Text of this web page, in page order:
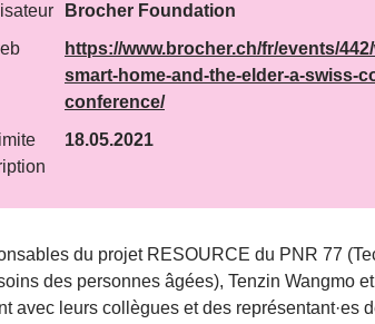
Brocher Foundation
https://www.brocher.ch/fr/events/
smart-home-and-the-elder-a-swiss-
conference/
18.05.2021
du projet RESOURCE du PNR 77
des personnes âgées), Tenzin Wangmo
avec leurs collègues et des représentant·es